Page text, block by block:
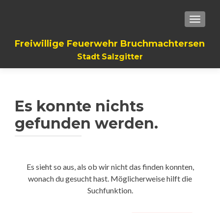
Freiwillige Feuerwehr Bruchmachtersen
Stadt Salzgitter
Es konnte nichts
gefunden werden.
Es sieht so aus, als ob wir nicht das finden konnten,
wonach du gesucht hast. Möglicherweise hilft die
Suchfunktion.